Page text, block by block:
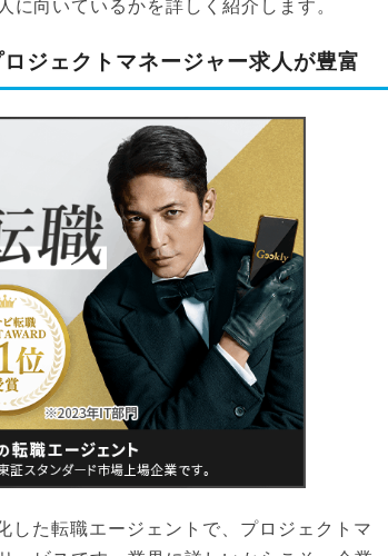
に向いているかを詳しく紹介します。
ジェクトマネージャー求人が豊富
した転職エージェントで、プロジェクトマ